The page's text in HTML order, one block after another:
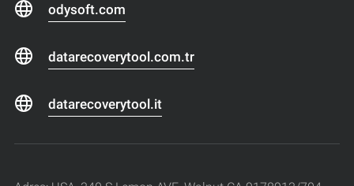
odysoft.com
datarecoverytool.com.tr
datarecoverytool.it